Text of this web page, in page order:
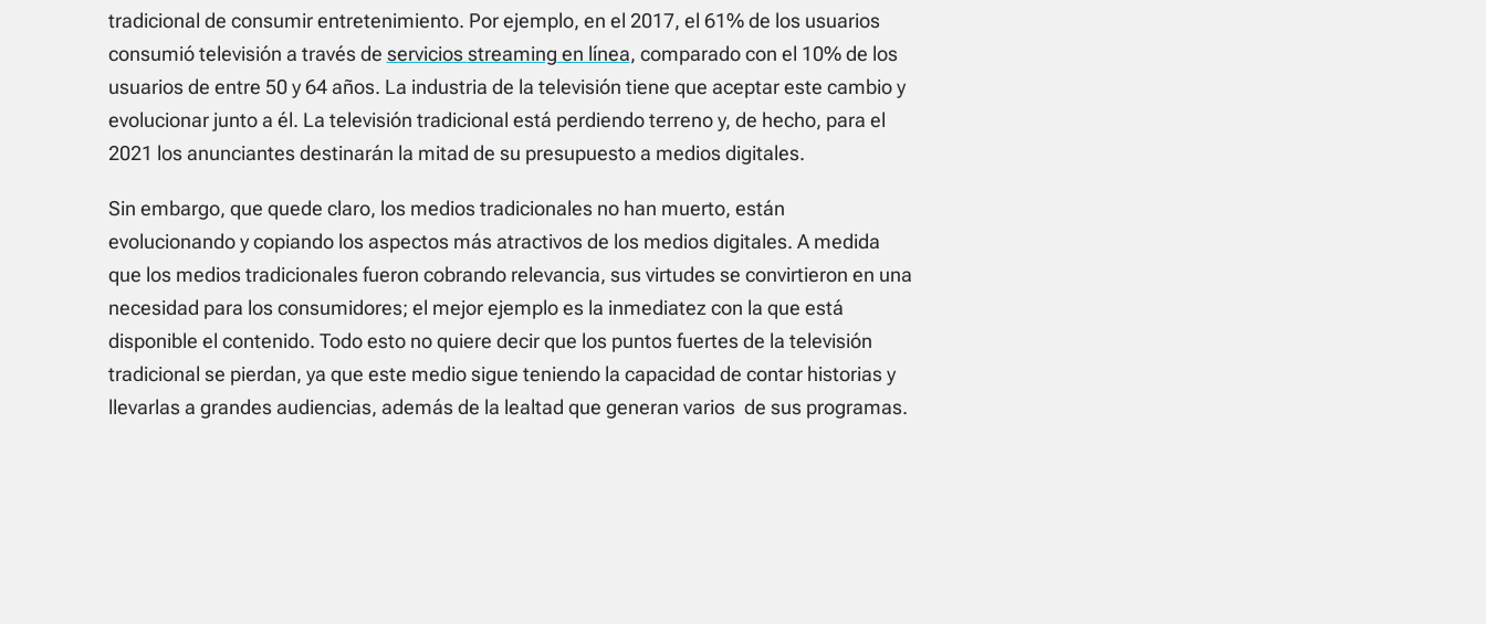
tradicional de consumir entretenimiento. Por ejemplo, en el 2017, el 61% de los usuarios
consumió televisión a través de serviciosstreaming en línea, comparado con el 10% de los
usuarios de entre 50 y 64 años. La industria de la televisión tiene que aceptar este cambio y
evolucionar junto a él. La televisión tradicional está perdiendo terreno y, de hecho, para el
2021 los anunciantes destinarán la mitad de su presupuesto a medios digitales.
Sin embargo, que quede claro, los medios tradicionales no han muerto, están
evolucionando y copiando los aspectos más atractivos de los medios digitales. A medida
que los medios tradicionales fueron cobrando relevancia, sus virtudes se convirtieron en una
necesidad para los consumidores; el mejor ejemplo es la inmediatez con la que está
disponible el contenido. Todo esto no quiere decir que los puntos fuertes de la televisión
tradicional se pierdan, ya que este medio sigue teniendo la capacidad de contar historias y
llevarlas a grandes audiencias, además de la lealtad que generan varios de sus programas.